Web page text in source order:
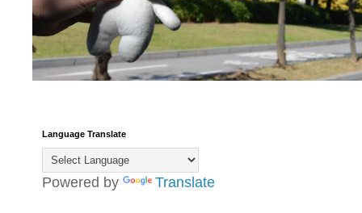
Language Translate
Powered by Translate